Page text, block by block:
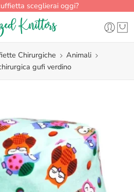
sceglierai oggi?
Chirurgiche
Animali
gufi verdino